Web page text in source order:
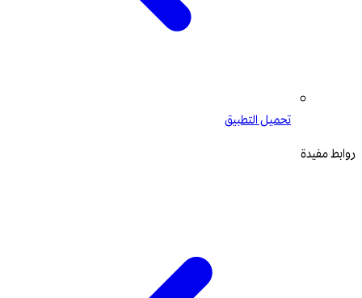
تحميل التطبيق
روابط مفيدة